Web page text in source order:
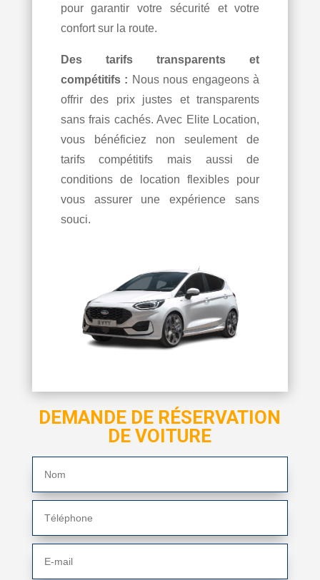
pour garantir votre sécurité et votre
confort sur la route.
Des tarifs transparents et
compétitifs : Nous nous engageons à
offrir des prix justes et transparents
sans frais cachés. Avec Elite Location,
vous bénéficiez non seulement de
tarifs compétitifs mais aussi de
conditions de location flexibles pour
vous assurer une expérience sans
souci.
DEMANDE DE RÉSERVATION
DE VOITURE